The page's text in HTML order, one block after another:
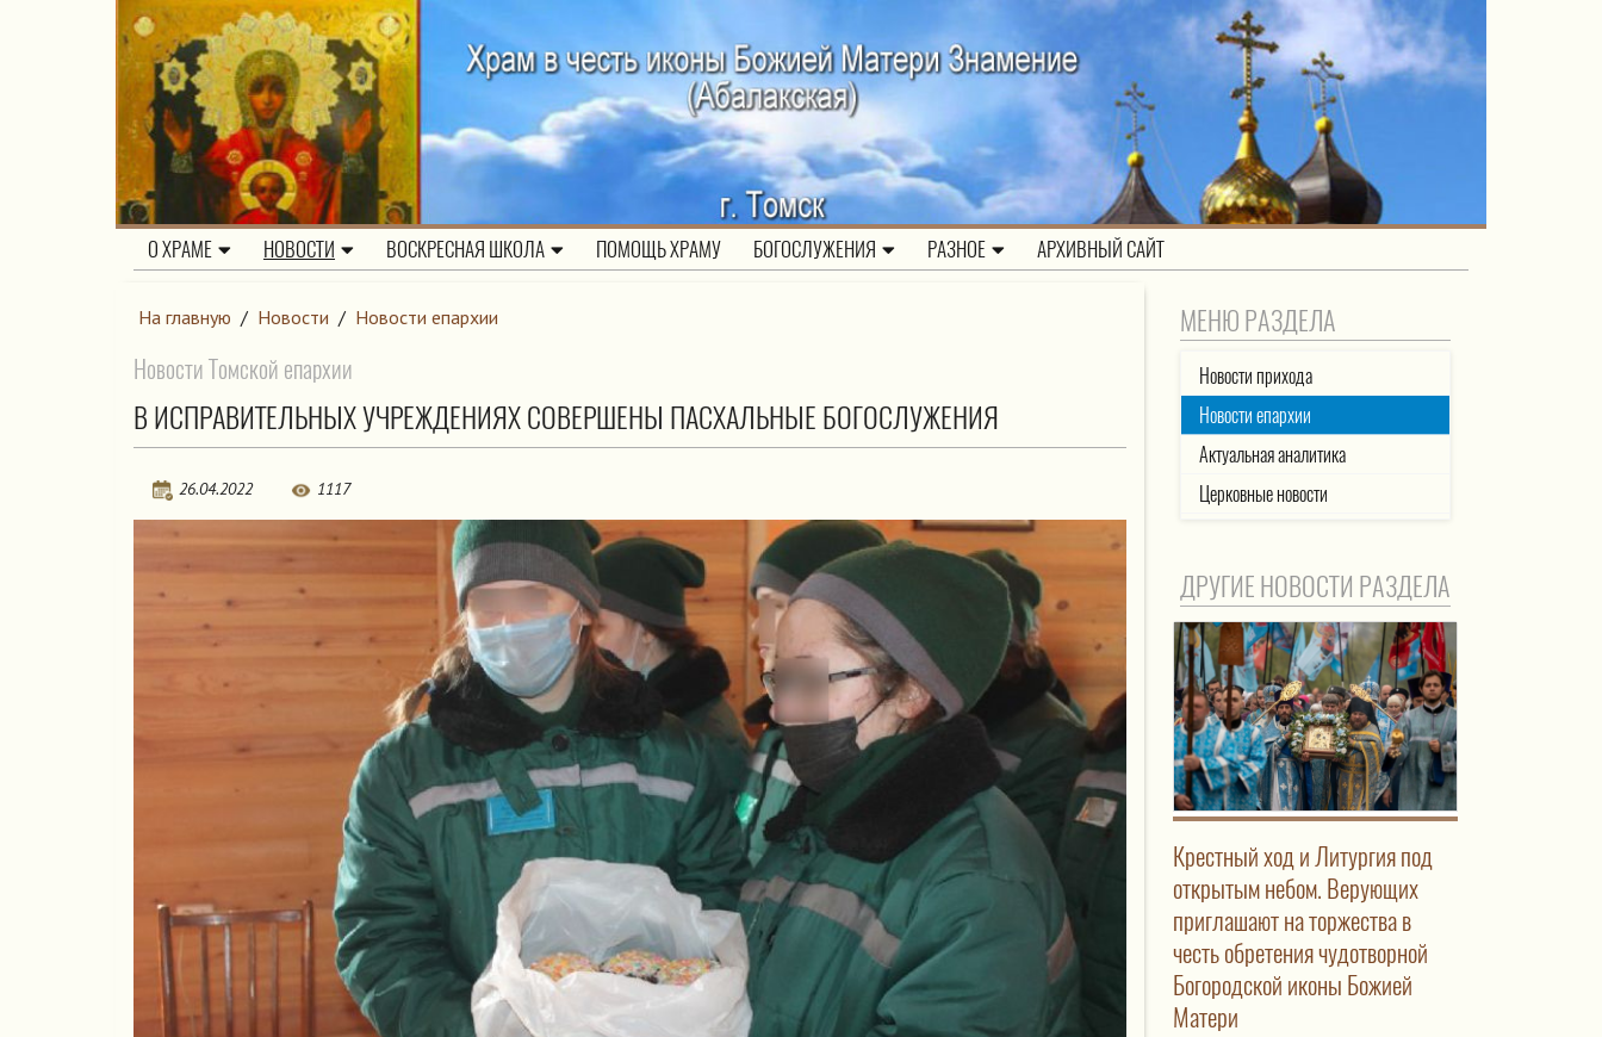
О ХРАМЕ НОВОСТИ ВОСКРЕСНАЯ ШКОЛА ПОМОЩЬ ХРАМУ БОГОСЛУЖЕНИЯ РАЗНОЕ АРХИВНЫЙ САЙТ
На главную / Новости / Новости епархии
Новости Томской епархии
В ИСПРАВИТЕЛЬНЫХ УЧРЕЖДЕНИЯХ СОВЕРШЕНЫ ПАСХАЛЬНЫЕ БОГОСЛУЖЕНИЯ
26.04.2022 1117
МЕНЮ РАЗДЕЛА
Новости прихода
Новости епархии
Актуальная аналитика
Церковные новости
ДРУГИЕ НОВОСТИ РАЗДЕЛА
Крестный ход и Литургия под
открытым небом. Верующих
приглашают на торжества в
честь обретения чудотворной
Богородской иконы Божией
Матери